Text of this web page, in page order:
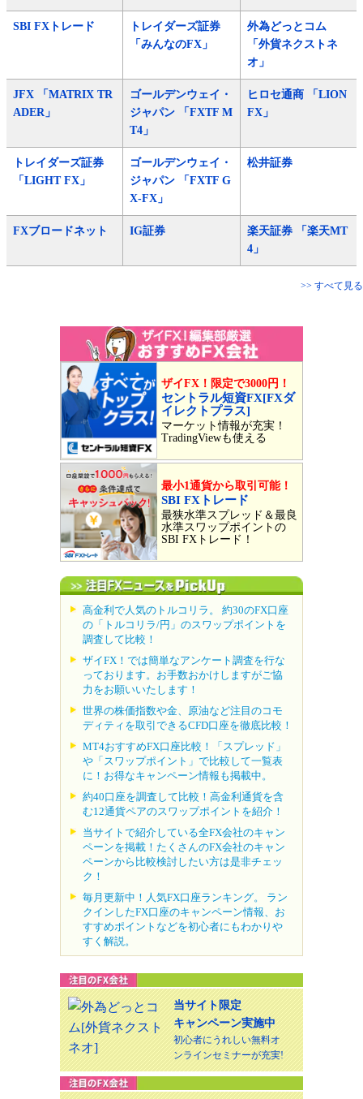
SBI FXトレード
トレイダーズ証券
「みんなのFX」
外為どっとコム
「外貨ネクストネ
オ」
JFX 「MATRIX TR
ADER」
ゴールデンウェイ・
ジャパン 「FXTF M
T4」
ヒロセ通商 「LION
FX」
トレイダーズ証券
「LIGHT FX」
ゴールデンウェイ・
ジャパン 「FXTF G
X-FX」
松井証券
FXブロードネット IG証券
楽天証券 「楽天MT
4」
>> すべて見る
ザイFX！限定で3000円！
セントラル短資FX[FXダ
イレクトプラス]
マーケット情報が充実！
TradingViewも使える
最小1通貨から取引可能！
SBI FXトレード
最狭水準スプレッド＆最良
水準スワップポイントの
SBI FXトレード！
高金利で人気のトルコリラ。 約30のFX口座
の「トルコリラ/円」のスワップポイントを
調査して比較！
ザイFX！では簡単なアンケート調査を行な
っております。お手数おかけしますがご協
力をお願いいたします！
世界の株価指数や金、原油など注目のコモ
ディティを取引できるCFD口座を徹底比較！
MT4おすすめFX口座比較！「スプレッド」
や「スワップポイント」で比較して一覧表
に！お得なキャンペーン情報も掲載中。
約40口座を調査して比較！高金利通貨を含
む12通貨ペアのスワップポイントを紹介！
当サイトで紹介している全FX会社のキャン
ペーンを掲載！たくさんのFX会社のキャン
ペーンから比較検討したい方は是非チェッ
ク！
毎月更新中！人気FX口座ランキング。 ラン
クインしたFX口座のキャンペーン情報、お
すすめポイントなどを初心者にもわかりや
すく解説。
当サイト限定
キャンペーン実施中
初心者にうれしい無料オ
ンラインセミナーが充実!